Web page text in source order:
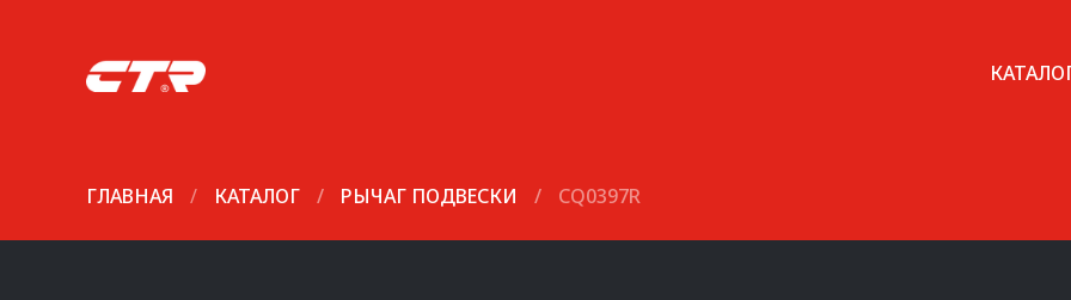
ГЛАВНАЯ / КАТАЛОГ / РЫЧАГ ПОДВЕСКИ / CQ0397R